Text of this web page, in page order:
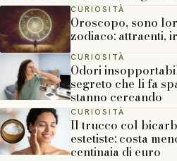
CURIOSITÀ
Oroscopo, sono
zodiaco: attraenti,
CURIOSITÀ
Odori
segreto che li fa
stanno cercando
CURIOSITÀ
Il trucco col
estetiste: costa
centinaia di euro